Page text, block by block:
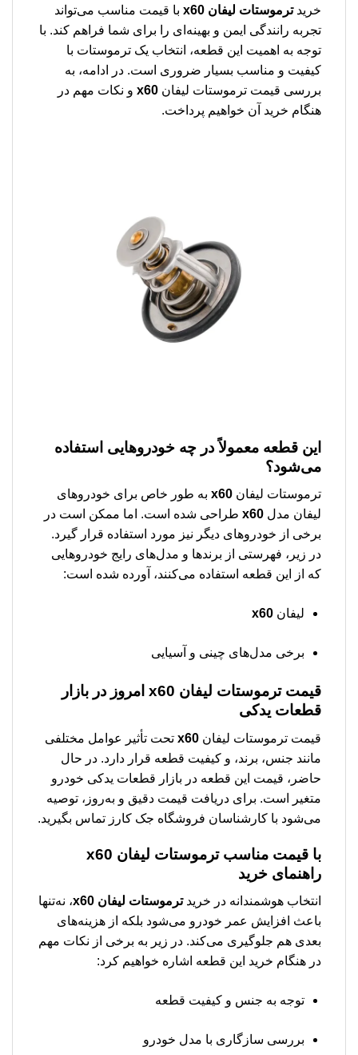
خریدترموستات لیفان x60
با قیمت مناسب می‌تواند
تجربه رانندگی ایمن و بهینه‌ای را برای شما فراهم کند. با
توجه به اهمیت این قطعه، انتخاب یک ترموستات با
کیفیت و مناسب بسیار ضروری است. در ادامه، به
بررسی قیمت ترموستات لیفان x60 و نکات مهم در
هنگام خرید آن خواهیم پرداخت.
این قطعه معمولاً در چه خودروهایی استفاده
می‌شود؟
ترموستات لیفان x60 به طور خاص برای خودروهای
لیفان مدل x60 طراحی شده است. اما ممکن است در
برخی از خودروهای دیگر نیز مورد استفاده قرار گیرد.
در زیر، فهرستی از برندها و مدل‌های رایج خودروهایی
که از این قطعه استفاده می‌کنند، آورده شده است:
لیفان x60
برخی مدل‌های چینی و آسیایی
قیمتترموستات لیفان x60
امروز در بازار
قطعات یدکی
قیمت ترموستات لیفان x60 تحت تأثیر عوامل مختلفی
مانند جنس، برند، و کیفیت قطعه قرار دارد. در حال
حاضر، قیمت این قطعه در بازار قطعات یدکی خودرو
متغیر است. برای دریافت قیمت دقیق و به‌روز، توصیه
می‌شود با کارشناسان فروشگاه جک کارز تماس بگیرید.
با قیمت مناسبترموستات لیفان x60
راهنمای خرید
انتخاب هوشمندانه در خریدترموستات لیفان x60
، نه‌تنها
باعث افزایش عمر خودرو می‌شود بلکه از هزینه‌های
بعدی هم جلوگیری می‌کند. در زیر به برخی از نکات مهم
در هنگام خرید این قطعه اشاره خواهیم کرد:
توجه به جنس و کیفیت قطعه
بررسی سازگاری با مدل خودرو